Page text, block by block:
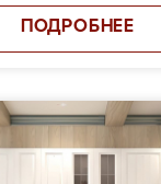
ПОДРОБНЕЕ